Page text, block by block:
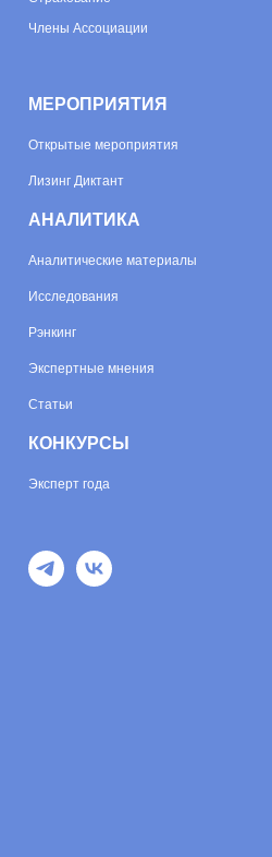
Члены Ассоциации
МЕРОПРИЯТИЯ
Открытые мероприятия
Лизинг Диктант
АНАЛИТИКА
Аналитические материалы
Исследования
Рэнкинг
Экспертные мнения
Статьи
КОНКУРСЫ
Эксперт года